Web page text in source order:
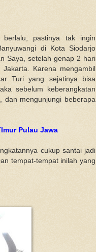
pastinya tak ingin
di Kota Siodarjo
Saya, setelah genap 2 hari
Karena mengambil
Turi yang sejatinya bisa
sebelum keberangkatan
dan mengunjungi beberapa
Pulau Jawa
cukup santai jadi
tempat-tempat inilah yang